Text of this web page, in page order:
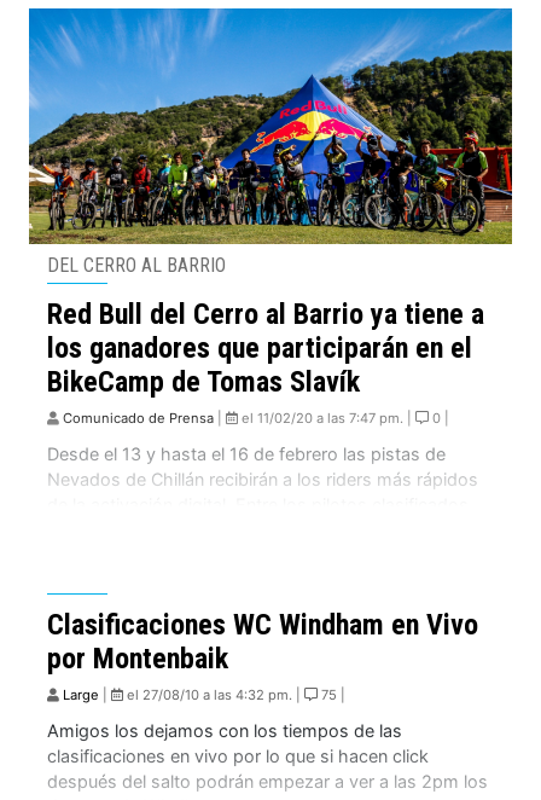
DEL CERRO AL BARRIO
Red Bull del Cerro al Barrio ya tiene a
los ganadores que participarán en el
BikeCamp de Tomas Slavík
Comunicado de Prensa el 11/02/20 a las 7:47 pm. | 0 |
Desde el 13 y hasta el 16 de febrero las pistas de
Nevados de Chillán recibirán a los riders más rápidos
Clasificaciones WC Windham en Vivo
por Montenbaik
Large el 27/08/10 a las 4:32 pm. | 75 |
Amigos los dejamos con los tiempos de las
clasificaciones en vivo por lo que si hacen click
después del salto podrán empezar a ver a las 2pm los